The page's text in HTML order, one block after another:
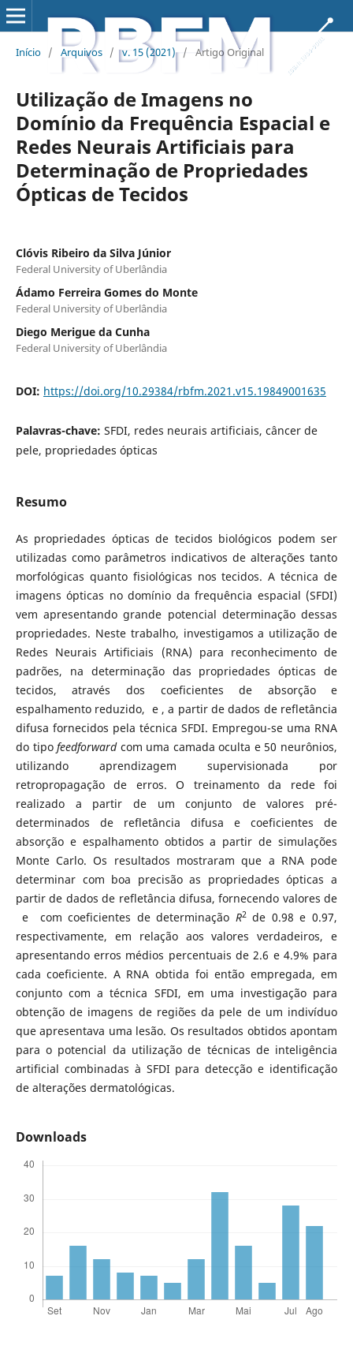
Início / Arquivos / v. 15 (2021) / Artigo Original
Utilização de Imagens no
Domínio da Frequência Espacial e
Redes Neurais Artificiais para
Determinação de Propriedades
Ópticas de Tecidos
Clóvis Ribeiro da Silva Júnior
Federal University of Uberlândia
Ádamo Ferreira Gomes do Monte
Federal University of Uberlândia
Diego Merigue da Cunha
Federal University of Uberlândia
DOI: https://doi.org/10.29384/rbfm.2021.v15.19849001635
Palavras-chave: SFDI, redes neurais artificiais, câncer de
pele, propriedades ópticas
Resumo
As propriedades ópticas de tecidos biológicos podem ser
utilizadas como parâmetros indicativos de alterações tanto
morfológicas quanto fisiológicas nos tecidos. A técnica de
imagens ópticas no domínio da frequência espacial (SFDI)
vem apresentando grande potencial determinação dessas
propriedades. Neste trabalho, investigamos a utilização de
Redes Neurais Artificiais (RNA) para reconhecimento de
padrões, na determinação das propriedades ópticas de
tecidos, através dos coeficientes de absorção e
espalhamento reduzido, e , a partir de dados de refletância
difusa fornecidos pela técnica SFDI. Empregou-se uma RNA
do tipofeedforwardcom uma camada oculta e 50 neurônios,
utilizando aprendizagem supervisionada por
retropropagação de erros. O treinamento da rede foi
realizado a partir de um conjunto de valores pré-
determinados de refletância difusa e coeficientes de
absorção e espalhamento obtidos a partir de simulações
Monte Carlo. Os resultados mostraram que a RNA pode
determinar com boa precisão as propriedades ópticas a
partir de dados de refletância difusa, fornecendo valores de
e com coeficientes de determinação R2de 0.98 e 0.97,
respectivamente, em relação aos valores verdadeiros, e
apresentando erros médios percentuais de 2.6 e 4.9% para
cada coeficiente. A RNA obtida foi então empregada, em
conjunto com a técnica SFDI, em uma investigação para
obtenção de imagens de regiões da pele de um indivíduo
que apresentava uma lesão. Os resultados obtidos apontam
para o potencial da utilização de técnicas de inteligência
artificial combinadas à SFDI para detecção e identificação
de alterações dermatológicas.
Downloads